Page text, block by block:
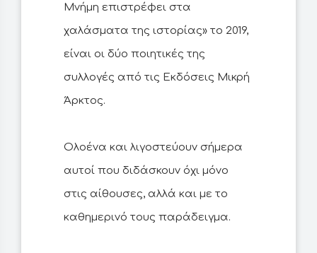
Μνήμη επιστρέφει στα
χαλάσματα της ιστορίας» το 2019,
είναι οι δύο ποιητικές της
συλλογές από τις Εκδόσεις Μικρή
Άρκτος.
Ολοένα και λιγοστεύουν σήμερα
αυτοί που διδάσκουν όχι μόνο
στις αίθουσες, αλλά και με το
καθημερινό τους παράδειγμα.